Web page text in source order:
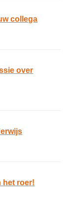
collega
over
het roer!